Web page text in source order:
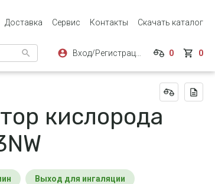
Доставка Сервис Контакты Скачать каталог
0 0
кислорода
Выход для ингаляции